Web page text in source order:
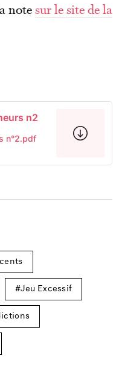
notesur le site de la
n2
n°2.pdf
Jeu Excessif